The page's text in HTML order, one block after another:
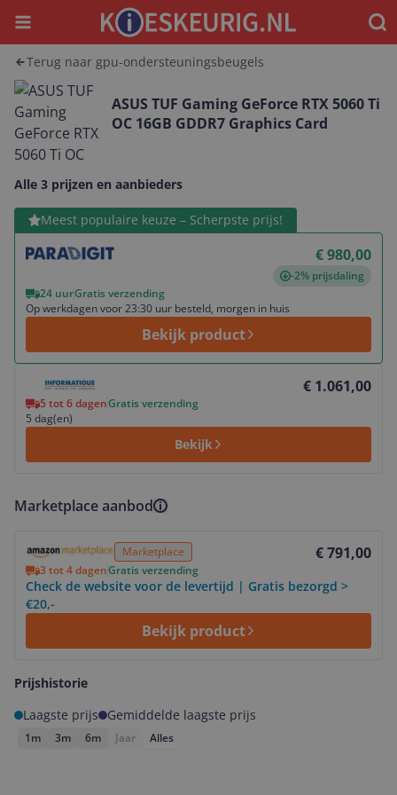
Menu
Terug naar gpu-ondersteuningsbeugels
ASUS TUF Gaming GeForce RTX 5060 Ti
OC 16GB GDDR7 Graphics Card
Alle 3 prijzen en aanbieders
Meest populaire keuze – Scherpste prijs!
€ 980,00
-2% prijsdaling
24 uurGratis verzending
Op werkdagen voor 23:30 uur besteld, morgen in huis
Bekijk product
Bekijk product
€ 1.061,00
5 tot 6 dagenGratis verzending
5 dag(en)
Bekijk
Marketplace aanbod
Marketplace € 791,00
3 tot 4 dagenGratis verzending
Check de website voor de levertijd | Gratis bezorgd >
€20,-
Bekijk product
Prijshistorie
Laagste prijs
Gemiddelde laagste prijs
1m 3m 6m Jaar Alles